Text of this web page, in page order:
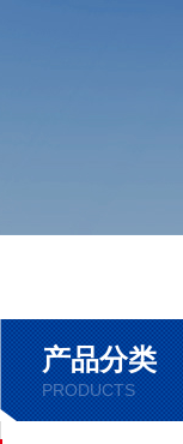
产品分类
PRODUCTS